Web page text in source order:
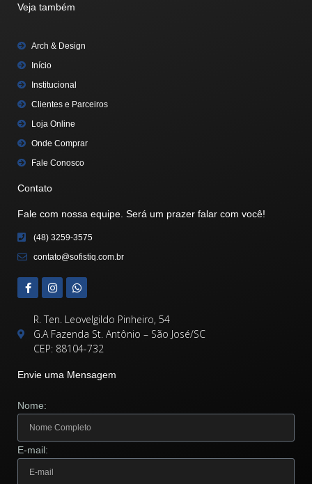
Veja também
Arch & Design
Início
Institucional
Clientes e Parceiros
Loja Online
Onde Comprar
Fale Conosco
Contato
Fale com nossa equipe. Será um prazer falar com você!
(48) 3259-3575
contato@sofistiq.com.br
R. Ten. Leovelgildo Pinheiro, 54
G.A Fazenda St. Antônio – São José/SC
CEP: 88104-732
Envie uma Mensagem
Nome:
E-mail: